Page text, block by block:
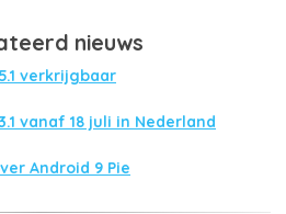
nieuws
verkrijgbaar
vanaf 18 juli in Nederland
Android 9 Pie